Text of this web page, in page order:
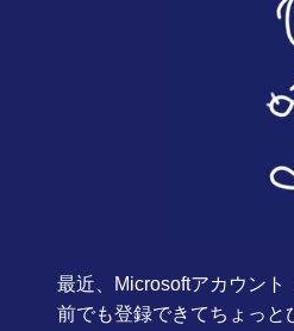
最近、Microsoftアカウン
前でも登録できてちょっと